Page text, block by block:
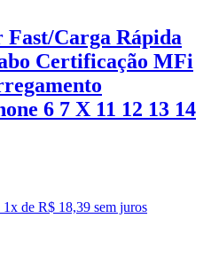
Fast/Carga Rápida
Certificação MFi
6 7 X 11 12 13 14
1x de R$ 18,39 sem juros